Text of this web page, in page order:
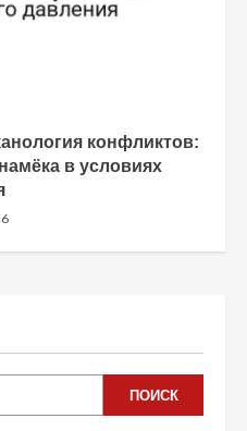
конфликтов:
в условиях
ПОИСК